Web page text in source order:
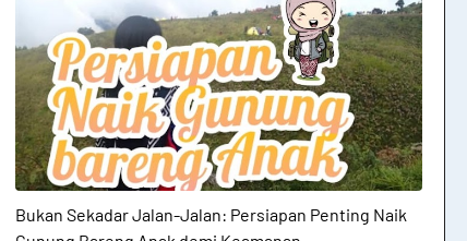
Bukan Sekadar Jalan-Jalan: Persiapan Penting Naik